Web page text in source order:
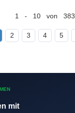
1 - 10 von 383
2 3 4 5
mit